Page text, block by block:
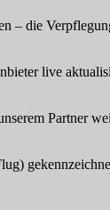
– die
live
Partner